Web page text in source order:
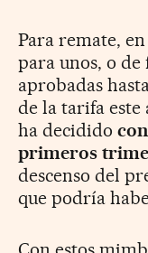
Para remate,
para unos, o de
aprobadas
de la tarifa este
ha decidido
primeros
descenso del
que podría